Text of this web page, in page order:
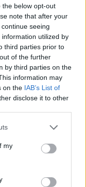
the below opt-out
note that after your
seeing
utilized by
third parties prior to
of the further
by third parties on the
information may
on the IAB’s List of
disclose it to other
my